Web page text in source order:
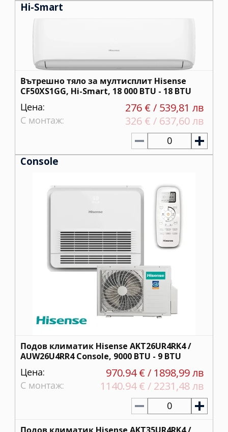
Hi-Smart
Вътрешно тяло за мултисплит Hisense
CF50XS1GG, Hi-Smart, 18 000 BTU - 18 BTU
Цена: 276 € / 539,81 лв
С монтаж: 326 € / 637,60 лв
0
Console
Подов климатик Hisense AKT26UR4RK4 /
AUW26U4RR4 Console, 9000 BTU - 9 BTU
Цена: 970.94 € / 1898,99 лв
С монтаж: 1140.94 € / 2231,48 лв
0
Подов климатик Hisense AKT35UR4RK4 /